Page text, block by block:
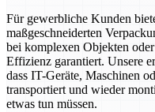
Für gewerbliche Kunden
maßgeschneiderten
bei komplexen Objekten
Effizienz garantiert. Unsere
dass IT-Geräte, Maschinen
transportiert und wieder
etwas tun müssen.